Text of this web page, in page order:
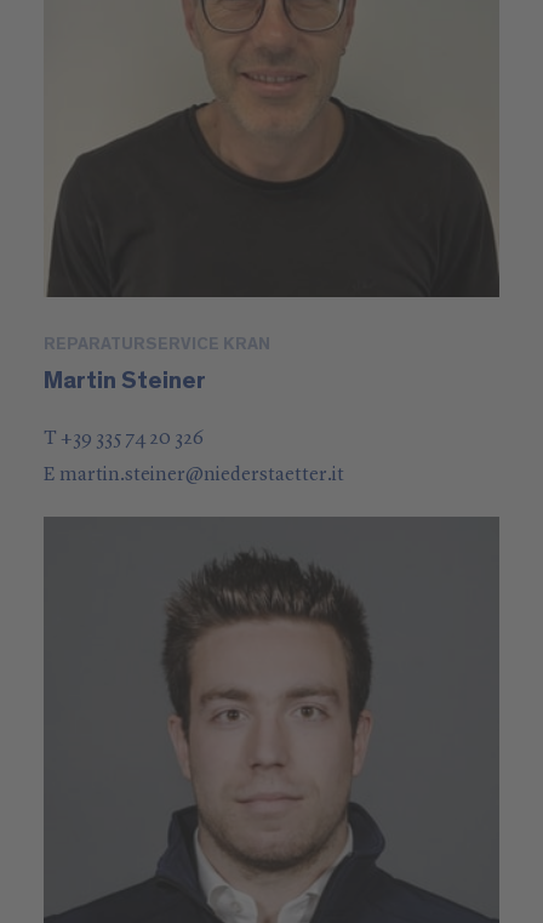
REPARATURSERVICE KRAN
Martin Steiner
T +39 335 74 20 326
E martin.steiner@niederstaetter.it